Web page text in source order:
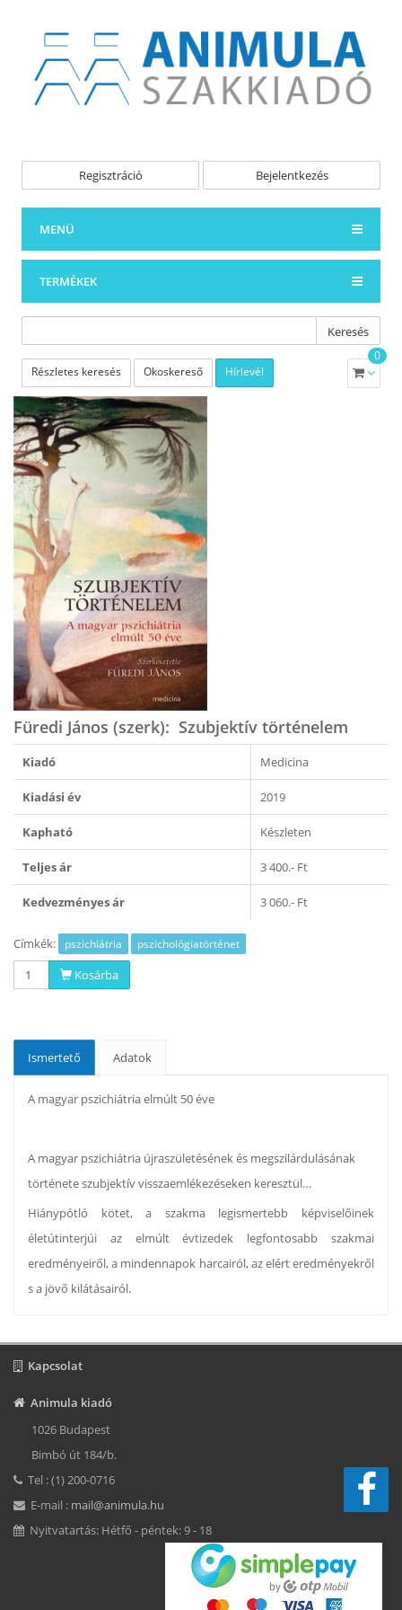
Regisztráció Bejelentkezés
MENÜ
TERMÉKEK
Keresés
Részletes keresés Okoskereső Hírlevél
0
Füredi János (szerk): ​Szubjektív történelem
Kiadó Medicina
Kiadási év 2019
Kapható Készleten
Teljes ár 3 400.- Ft
Kedvezményes ár 3 060.- Ft
Címkék: pszichiátria pszichológiatörténet
Kosárba
Ismertető Adatok
A magyar pszichiátria elmúlt 50 éve
A magyar pszichiátria újraszületésének és megszilárdulásának
története szubjektív visszaemlékezéseken keresztül…
Hiánypótló kötet, a szakma legismertebb képviselőinek
életútinterjúi az elmúlt évtizedek legfontosabb szakmai
eredményeiről, a mindennapok harcairól, az elért eredményekről
s a jövő kilátásairól.
Kapcsolat
Animula kiadó
1026 Budapest
Bimbó út 184/b.
Tel : (1) 200-0716
E-mail : mail@animula.hu
Nyitvatartás: Hétfő - péntek: 9 - 18